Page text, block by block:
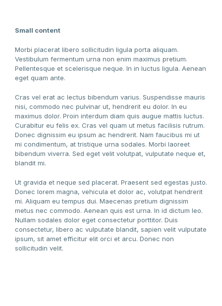
Small content
Morbi placerat libero sollicitudin ligula porta aliquam.
Vestibulum fermentum urna non enim maximus pretium.
Pellentesque et scelerisque neque. In in luctus ligula. Aenean
eget quam ante.
Cras vel erat ac lectus bibendum varius. Suspendisse mauris
nisi, commodo nec pulvinar ut, hendrerit eu dolor. In eu
maximus dolor. Proin interdum diam quis augue mattis luctus.
Curabitur eu felis ex. Cras vel quam ut metus facilisis rutrum.
Donec dignissim eu ipsum ac hendrerit. Nam faucibus mi ut
mi condimentum, at tristique urna sodales. Morbi laoreet
bibendum viverra. Sed eget velit volutpat, vulputate neque et,
blandit mi.
Ut gravida et neque sed placerat. Praesent sed egestas justo.
Donec lorem magna, vehicula et dolor ac, volutpat hendrerit
mi. Aliquam eu tempus dui. Maecenas pretium dignissim
metus nec commodo. Aenean quis est urna. In id dictum leo.
Nullam sodales dolor eget consectetur porttitor. Duis
consectetur, libero ac vulputate blandit, sapien velit vulputate
ipsum, sit amet efficitur elit orci et arcu. Donec non
sollicitudin velit.